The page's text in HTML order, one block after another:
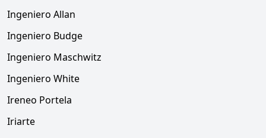
Ingeniero Allan
Ingeniero Budge
Ingeniero Maschwitz
Ingeniero White
Ireneo Portela
Iriarte